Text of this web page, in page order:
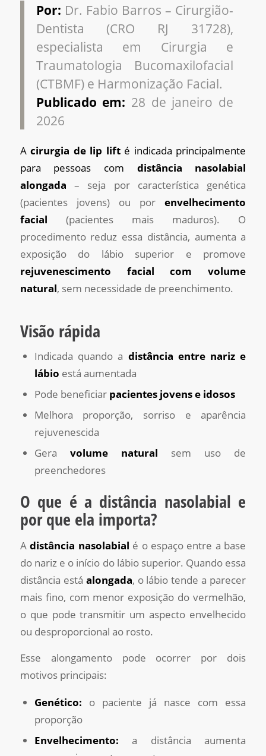
Por: Dr. Fabio Barros – Cirurgião-
Dentista (CRO RJ 31728),
especialista em Cirurgia e
Traumatologia Bucomaxilofacial
(CTBMF) e Harmonização Facial.
Publicado em: 28 de janeiro de
2026
Acirurgia de lip lifté indicada principalmente
para pessoas com distância nasolabial
alongada – seja por característica genética
(pacientes jovens) ou porenvelhecimento
facial (pacientes mais maduros). O
procedimento reduz essa distância, aumenta a
exposição do lábio superior e promove
rejuvenescimento facial com volume
natural, sem necessidade de preenchimento.
Visão rápida
Indicada quando a distância entre nariz e
lábio está aumentada
Pode beneficiar pacientes jovens e idosos
Melhora proporção, sorriso e aparência
rejuvenescida
Gera volume natural sem uso de
preenchedores
O que é a distância nasolabial e
por que ela importa?
Adistância nasolabial é o espaço entre a base
do nariz e o início do lábio superior. Quando essa
distância está alongada, o lábio tende a parecer
mais fino, com menor exposição do vermelhão,
o que pode transmitir um aspecto envelhecido
ou desproporcional ao rosto.
Esse alongamento pode ocorrer por dois
motivos principais:
Genético: o paciente já nasce com essa
proporção
Envelhecimento: a distância aumenta